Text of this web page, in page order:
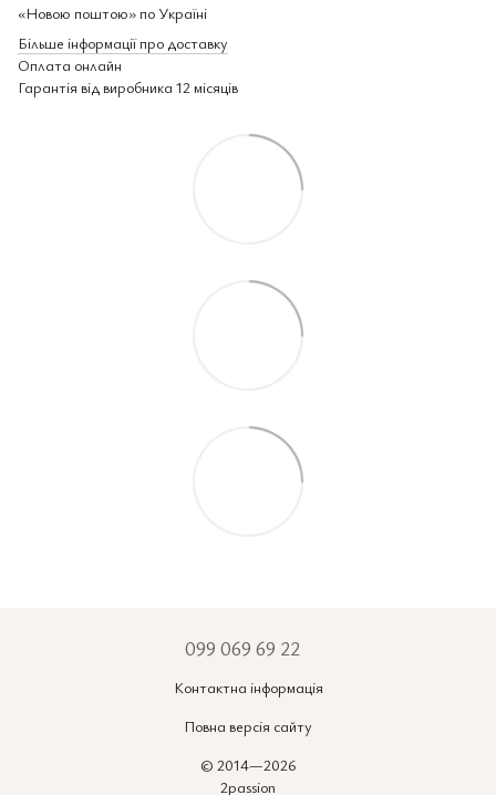
«Новою поштою» по Україні
Більше інформації про доставку
Оплата онлайн
Гарантія від виробника 12 місяців
099 069 69 22
Контактна інформація
Повна версія сайту
© 2014—2026
2passion